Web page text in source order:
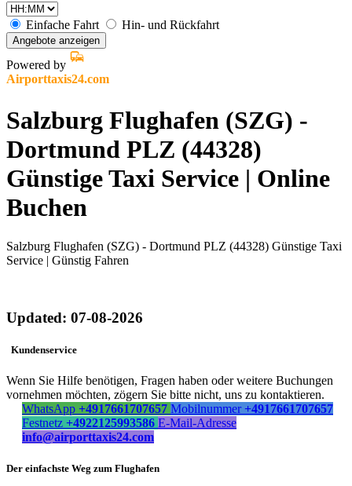
Einfache Fahrt Hin- und Rückfahrt
Angebote anzeigen
Powered by
Airporttaxis24.com
Salzburg Flughafen (SZG) -
Dortmund PLZ (44328)
Günstige Taxi Service | Online
Buchen
Salzburg Flughafen (SZG) - Dortmund PLZ (44328) Günstige Taxi
Service | Günstig Fahren
Updated: 07-08-2026
Kundenservice
Wenn Sie Hilfe benötigen, Fragen haben oder weitere Buchungen
vornehmen möchten, zögern Sie bitte nicht, uns zu kontaktieren.
WhatsApp +4917661707657 Mobilnummer +4917661707657
Festnetz +4922125993586 E-Mail-Adresse
info@airporttaxis24.com
Der einfachste Weg zum Flughafen